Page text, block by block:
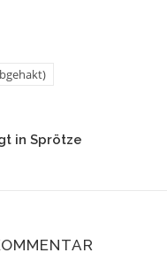
in Sprötze